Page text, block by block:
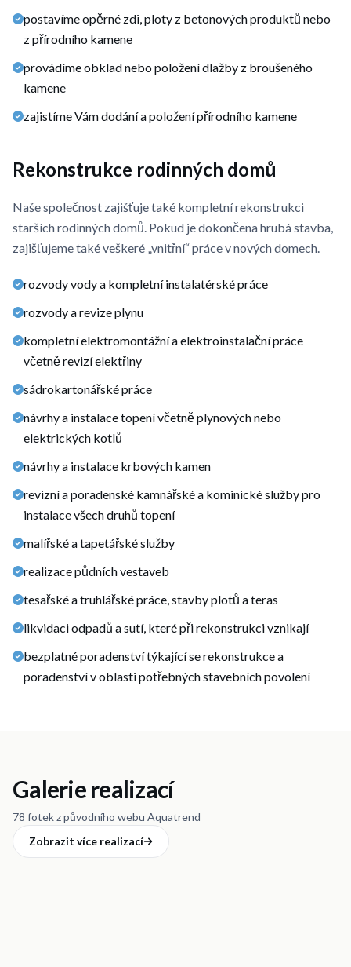
postavíme opěrné zdi, ploty z betonových produktů nebo
z přírodního kamene
provádíme obklad nebo položení dlažby z broušeného
kamene
zajistíme Vám dodání a položení přírodního kamene
Rekonstrukce rodinných domů
Naše společnost zajišťuje také kompletní rekonstrukci
starších rodinných domů. Pokud je dokončena hrubá stavba,
zajišťujeme také veškeré „vnitřní“ práce v nových domech.
rozvody vody a kompletní instalatérské práce
rozvody a revize plynu
kompletní elektromontážní a elektroinstalační práce
včetně revizí elektřiny
sádrokartonářské práce
návrhy a instalace topení včetně plynových nebo
elektrických kotlů
návrhy a instalace krbových kamen
revizní a poradenské kamnářské a kominické služby pro
instalace všech druhů topení
malířské a tapetářské služby
realizace půdních vestaveb
tesařské a truhlářské práce, stavby plotů a teras
likvidaci odpadů a sutí, které při rekonstrukci vznikají
bezplatné poradenství týkající se rekonstrukce a
poradenství v oblasti potřebných stavebních povolení
Galerie realizací
78 fotek z původního webu Aquatrend
Zobrazit více realizací